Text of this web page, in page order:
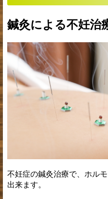
鍼灸による不妊治
不妊症の鍼灸治療で、ホル
出来ます。
姿勢・歪み
下肢
股関節の痛み
不妊治療について